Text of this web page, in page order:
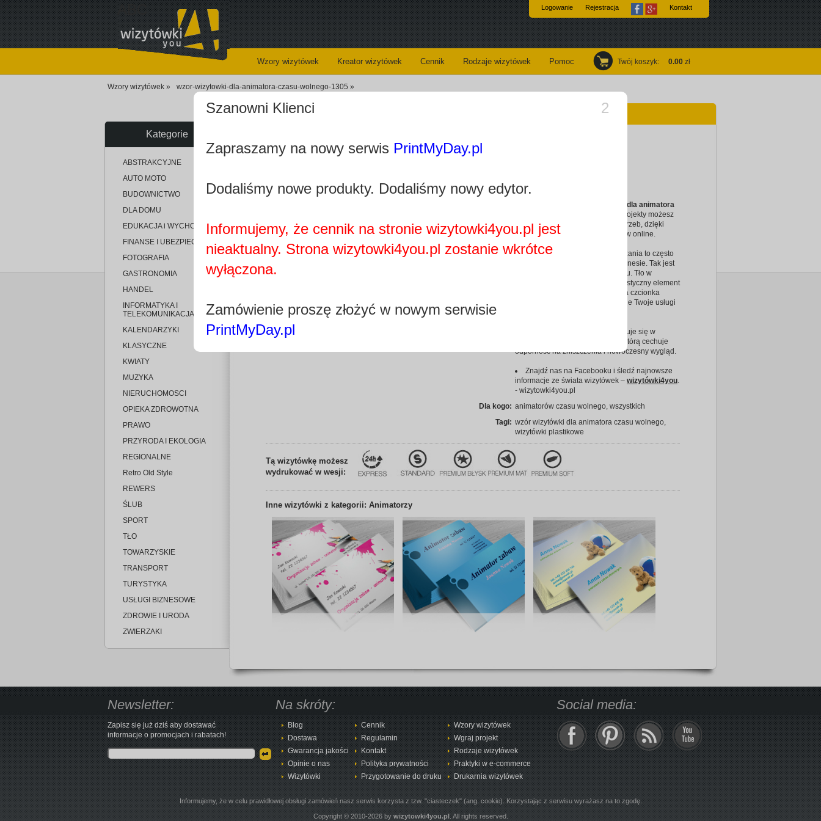
Wzory wizytówek Kreator wizytówek Cennik Rodzaje wizytówek Pomoc
Logowanie Rejestracja Kontakt
Twój koszyk: 0.00 zł
Wzory wizytówek » wzor-wizytowki-dla-animatora-czasu-wolnego-1305 »
Kategorie
ABSTRAKCYJNE
AUTO MOTO
BUDOWNICTWO
DLA DOMU
EDUKACJA i WYCHOWANIE
FINANSE I UBEZPIECZENIA
FOTOGRAFIA
GASTRONOMIA
HANDEL
INFORMATYKA I
TELEKOMUNIKACJA
KALENDARZYKI
KLASYCZNE
KWIATY
MUZYKA
NIERUCHOMOSCI
OPIEKA ZDROWOTNA
PRAWO
PRZYRODA I EKOLOGIA
REGIONALNE
Retro Old Style
REWERS
ŚLUB
SPORT
TŁO
TOWARZYSKIE
TRANSPORT
TURYSTYKA
USŁUGI BIZNESOWE
ZDROWIE I URODA
ZWIERZAKI
ABC
Edytuj wizytówkę
Wizytówki - opis:
wzór wizytówki dla animatora
Ten i pozostałe projekty możesz
szybko dopasować do swoich potrzeb, dzięki
darmowemu kreatorowi szablonów online.
Prostota i nowoczesne rozwiązania to często
najlepsza droga do sukcesu w biznesie. Tak jest
również w przypadku tego projektu. Tło w
odcieniu jasnej szarości, minimalistyczny element
graficzny i intensoywnie czerwona czcionka
sprawiają, że szablon zaprezentuje Twoje usługi
Wizytówka najlepiej zaprezentuje się w
ekskluzywnej wersji plastikowej, którą cechuje
odporność na zniszczenia i nowoczesny wygląd.
Znajdź nas na Facebooku i śledź najnowsze
informacje ze świata wizytówek – wizytówki4you.
- wizytowki4you.pl
Dla kogo: animatorów czasu wolnego, wszystkich
Tagi: wzór wizytówki dla animatora czasu wolnego,
wizytówki plastikowe
Tą wizytówkę możesz
wydrukować w wesji:
Inne wizytówki z kategorii: Animatorzy
Newsletter:
Zapisz się już dziś aby dostawać
informacje o promocjach i rabatach!
Na skróty:
Blog
Dostawa
Gwarancja jakości
Opinie o nas
Wizytówki
Cennik
Regulamin
Kontakt
Polityka prywatności
Przygotowanie do druku
Wzory wizytówek
Wgraj projekt
Rodzaje wizytówek
Praktyki w e-commerce
Drukarnia wizytówek
Social media:
Informujemy, że w celu prawidłowej obsługi zamówień nasz serwis korzysta z tzw. "ciasteczek" (ang. cookie). Korzystając z serwisu wyrażasz na to zgodę.
Copyright © 2010-2026 by wizytowki4you.pl. All rights reserved.
1
Szanowni Klienci
Zapraszamy na nowy serwis PrintMyDay.pl
Dodaliśmy nowe produkty. Dodaliśmy nowy edytor.
Informujemy, że cennik na stronie wizytowki4you.pl jest
nieaktualny. Strona wizytowki4you.pl zostanie wkrótce
wyłączona.
Zamówienie proszę złożyć w nowym serwisie
PrintMyDay.pl